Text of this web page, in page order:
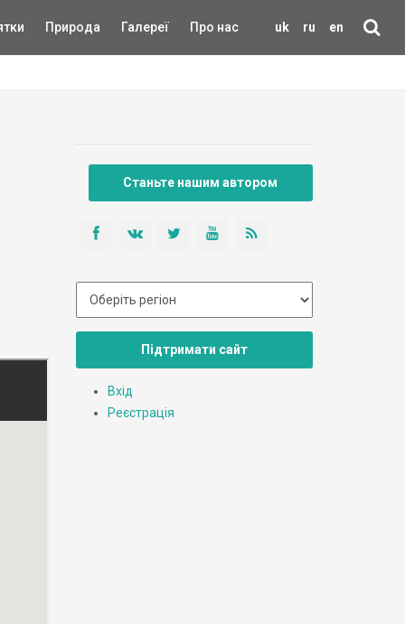
uk ru en
Природа Галереї Про нас
Станьте нашим автором
Підтримати сайт
Вхід
Реєстрація